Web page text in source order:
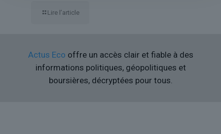
Lire l’article
Actus Eco offre un accès clair et fiable à des
informations politiques, géopolitiques et
boursières, décryptées pour tous.